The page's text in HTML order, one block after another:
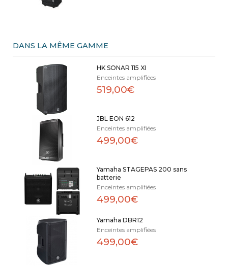
DANS LA MÊME GAMME
HK SONAR 115 XI
Enceintes amplifiées
519,00€
JBL EON 612
Enceintes amplifiées
499,00€
Yamaha STAGEPAS 200 sans
batterie
Enceintes amplifiées
499,00€
Yamaha DBR12
Enceintes amplifiées
499,00€